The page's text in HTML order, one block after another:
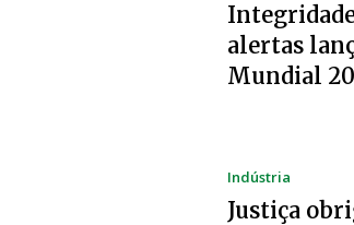
alertas
Mundial
Indústria
Justiça